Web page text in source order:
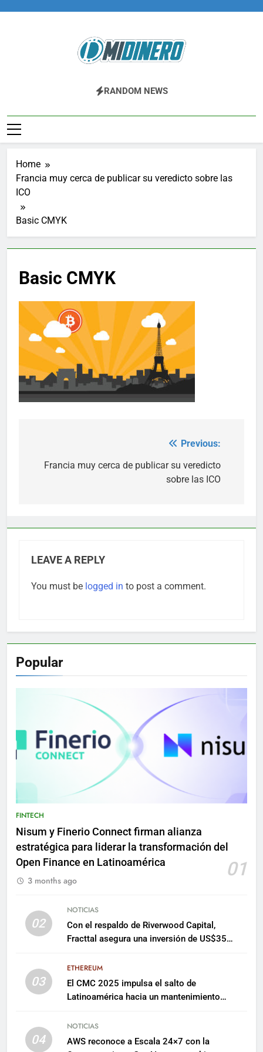
Midinero.co
Fintech, Criptomonedas
RANDOM NEWS
Home
Francia muy cerca de publicar su veredicto sobre las
ICO
Basic CMYK
Basic CMYK
navigation
Previous:
Francia muy cerca de publicar su veredicto
sobre las ICO
LEAVE A REPLY
You must be logged in to post a comment.
Popular
FINTECH
Nisum y Finerio Connect firman alianza
estratégica para liderar la transformación del
Open Finance en Latinoamérica
01
3 months ago
02
NOTICIAS
Con el respaldo de Riverwood Capital,
Fracttal asegura una inversión de US$35
03
ETHEREUM
El CMC 2025 impulsa el salto de
Latinoamérica hacia un mantenimiento
04
NOTICIAS
AWS reconoce a Escala 24×7 con la